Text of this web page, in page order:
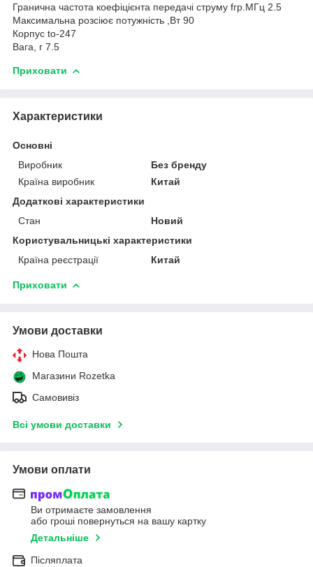
Гранична частота коефіцієнта передачі струму fгр.МГц 2.5
Максимальна розсіює потужність ,Вт 90
Корпус to-247
Вага, г 7.5
Приховати
Характеристики
Основні
Виробник
Без бренду
Країна виробник
Китай
Додаткові характеристики
Стан
Новий
Користувальницькі характеристики
Країна реєстрації
Китай
Приховати
Умови доставки
Нова Пошта
Магазини Rozetka
Самовивіз
Всі умови доставки
Умови оплати
Ви отримаєте замовлення
або гроші повернуться на вашу картку
Детальніше
Післяплата